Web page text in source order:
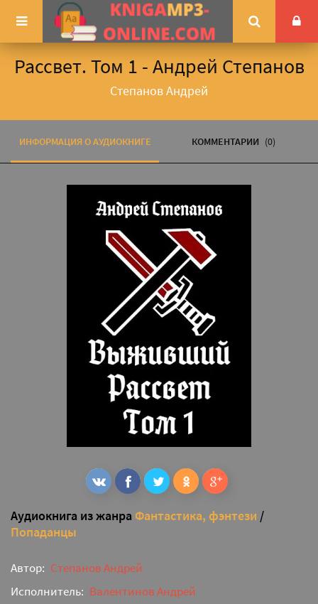
Рассвет. Том 1 - Андрей Степанов
Степанов Андрей
ИНФОРМАЦИЯ О АУДИОКНИГЕ КОММЕНТАРИИ (0)
Аудиокнига из жанра Фантастика, фэнтези /
Попаданцы
Автор: Степанов Андрей
Исполнитель: Валентинов Андрей